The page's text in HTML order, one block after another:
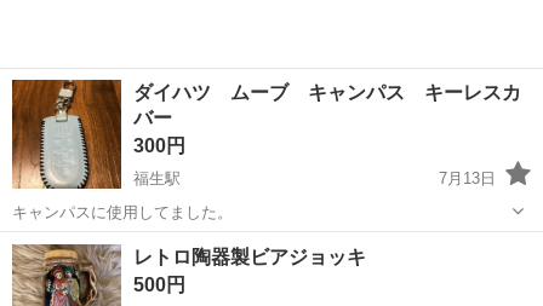
ダイハツ ムーブ キャンパス キーレスカ
バー
300円
福生駅
7月13日
キャンパスに使用してました。
東京 福生市 福生駅 その他
レトロ陶器製ビアジョッキ
500円